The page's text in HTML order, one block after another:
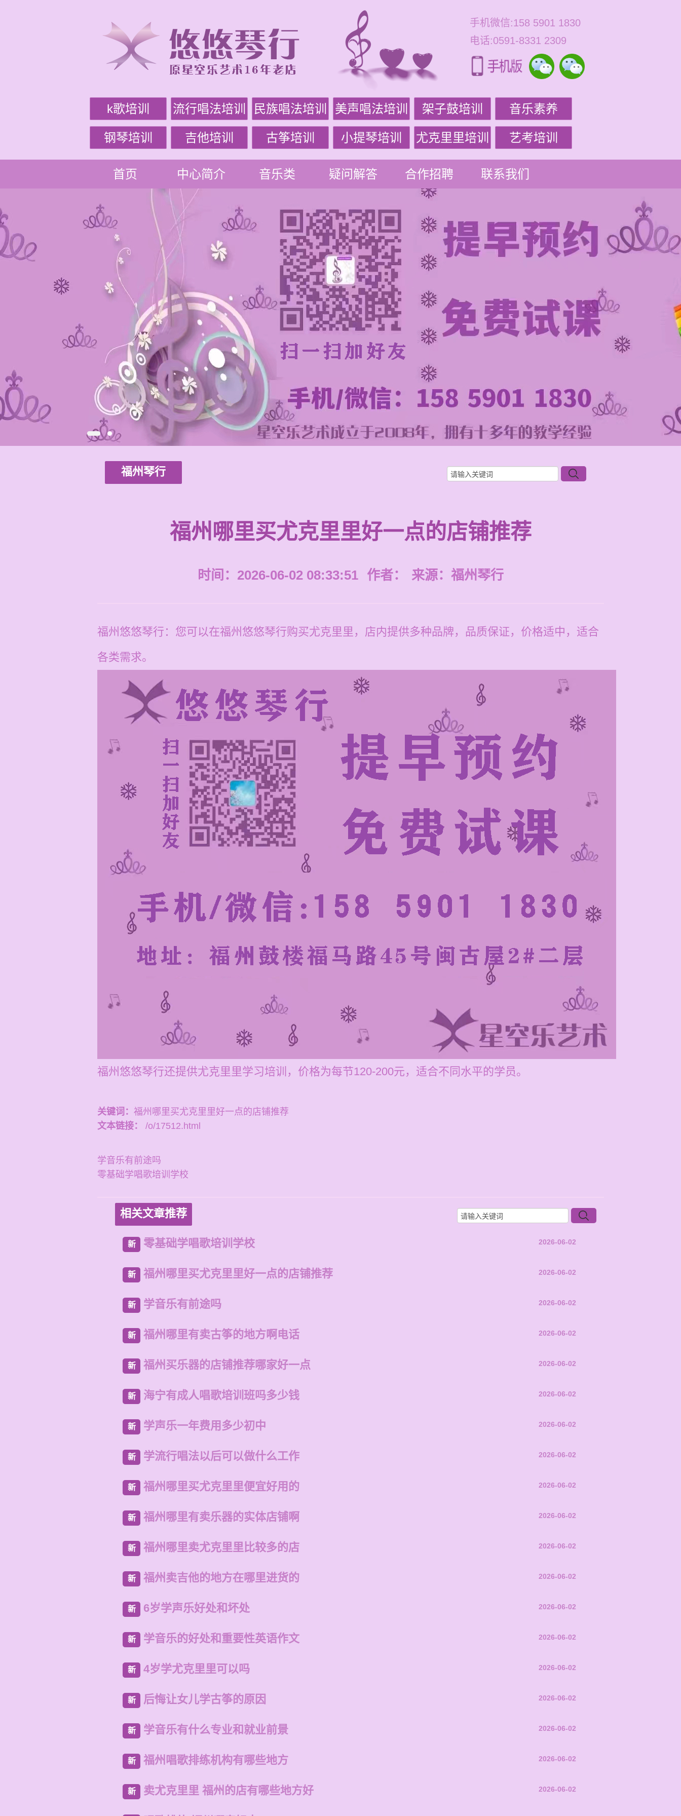
手机微信:158 5901 1830
电话:0591-8331 2309
k歌培训 流行唱法培训 民族唱法培训 美声唱法培训 架子鼓培训 音乐素养
钢琴培训 吉他培训 古筝培训 小提琴培训 尤克里里培训 艺考培训
首页 中心简介 音乐类 疑问解答 合作招聘 联系我们
福州琴行
福州哪里买尤克里里好一点的店铺推荐
时间：2026-06-02 08:33:51 作者： 来源： 福州琴行
福州悠悠琴行：您可以在福州悠悠琴行购买尤克里里，店内提供多种品牌，品质保证，价格适中，适合
各类需求。
福州悠悠琴行还提供尤克里里学习培训，价格为每节120-200元，适合不同水平的学员。
关键词： 福州哪里买尤克里里好一点的店铺推荐
文本链接：
/o/17512.html
学音乐有前途吗
零基础学唱歌培训学校
相关文章推荐
新 零基础学唱歌培训学校 2026-06-02
新 福州哪里买尤克里里好一点的店铺推荐 2026-06-02
新 学音乐有前途吗 2026-06-02
新 福州哪里有卖古筝的地方啊电话 2026-06-02
新 福州买乐器的店铺推荐哪家好一点 2026-06-02
新 海宁有成人唱歌培训班吗多少钱 2026-06-02
新 学声乐一年费用多少初中 2026-06-02
新 学流行唱法以后可以做什么工作 2026-06-02
新 福州哪里买尤克里里便宜好用的 2026-06-02
新 福州哪里有卖乐器的实体店铺啊 2026-06-02
新 福州哪里卖尤克里里比较多的店 2026-06-02
新 福州卖吉他的地方在哪里进货的 2026-06-02
新 6岁学声乐好处和坏处 2026-06-02
新 学音乐的好处和重要性英语作文 2026-06-02
新 4岁学尤克里里可以吗 2026-06-02
新 后悔让女儿学古筝的原因 2026-06-02
新 学音乐有什么专业和就业前景 2026-06-02
新 福州唱歌排练机构有哪些地方 2026-06-02
新 卖尤克里里 福州的店有哪些地方好 2026-06-02